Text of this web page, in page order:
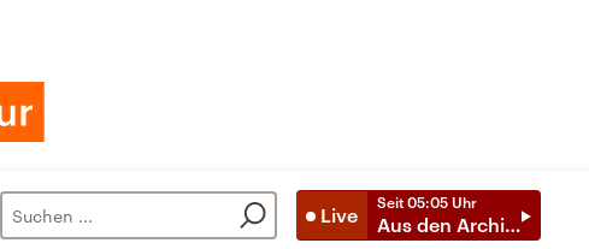
Live
Seit 05:05 Uhr
Aus den Archiven